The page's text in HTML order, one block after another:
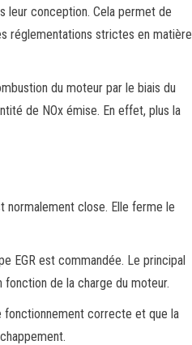
leur conception. Cela permet de
réglementations strictes en matière
du moteur par le biais du
de NOx émise. En effet, plus la
normalement close. Elle ferme le
EGR est commandée. Le principal
de la charge du moteur.
fonctionnement correcte et que la